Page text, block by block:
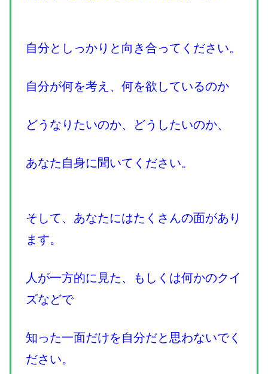
自分としっかりと向き合ってください。
自分が何を考え、何を欲しているのか
どうなりたいのか、どうしたいのか、
あなた自身に聞いてください。
そして、あなたにはたくさんの面があり
ます。
人が一方的に見た、もしくは何かのクイ
ズなどで
知った一面だけを自分だと思わないでく
ださい。